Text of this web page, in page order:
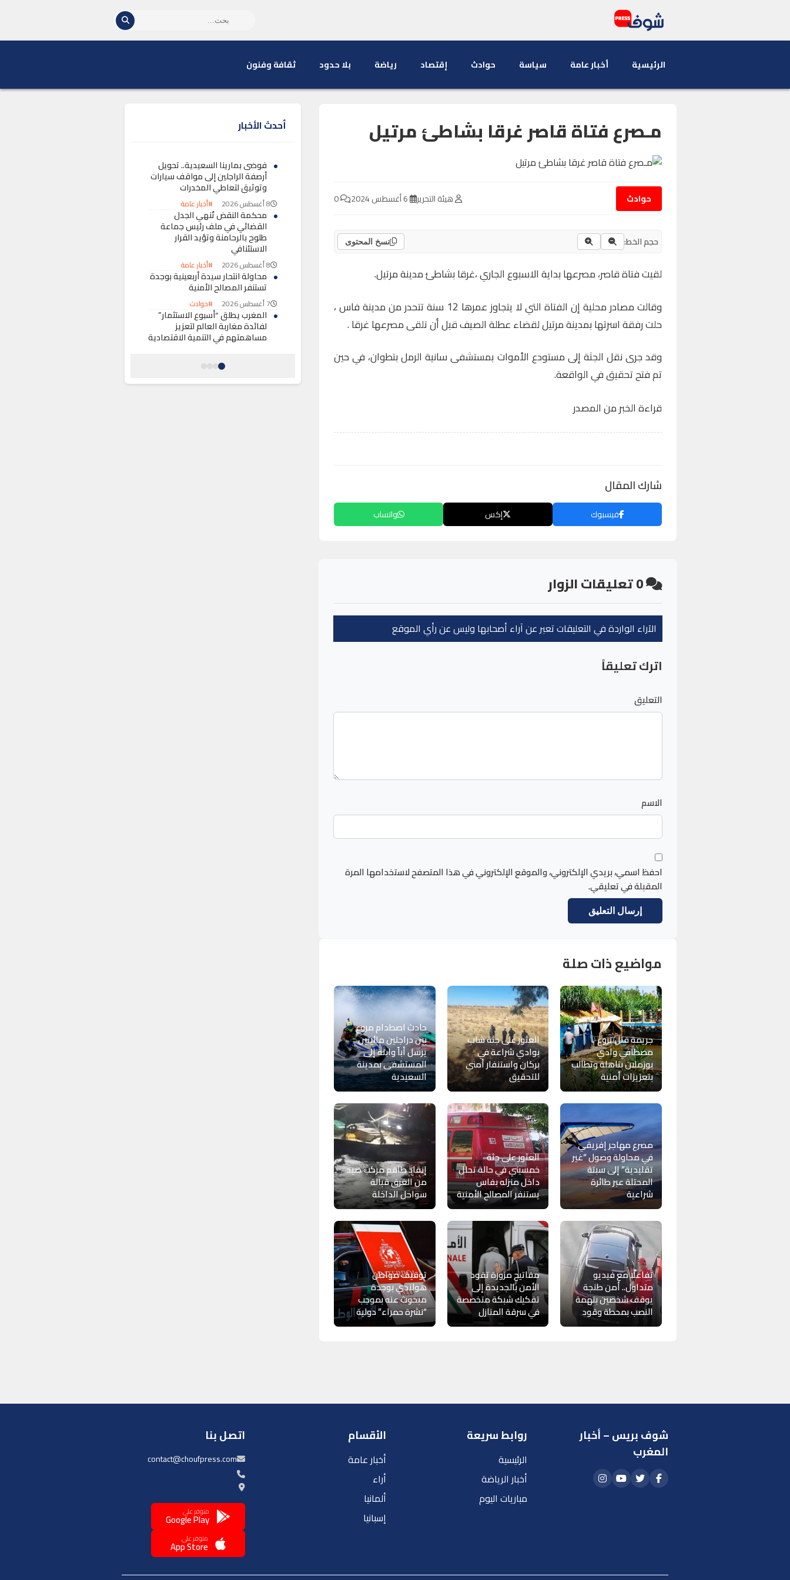
الرئيسية أخبار عامة سياسة حوادث إقتصاد رياضة بلا حدود ثقافة وفنون
مـصرع فتاة قاصر غرقا بشاطئ مرتيل
حوادث هيئة التحرير
حجم الخط: نسخ المحتوى
لقيت فتاة قاصر، مصرعها بداية الاسبوع الجاري ،غرقا بشاطئ مدينة مرتيل.
وقالت مصادر محلية إن الفتاة التي لا يتجاوز عمرها 12 سنة تتحدر من مدينة فاس ،
حلت رفقة اسرتها بمدينة مرتيل لقضاء عطلة الصيف قبل أن تلقى مصرعها غرقا .
وقد جرى نقل الجثة إلى مستودع الأموات بمستشفى سانية الرمل بتطوان، في حين
تم فتح تحقيق في الواقعة.
قراءة الخبر من المصدر
شارك المقال
فيسبوك إكس واتساب
0تعليقات الزوار
الآراء الواردة في التعليقات تعبر عن آراء أصحابها وليس عن رأي الموقع
اترك تعليقاً
التعليق
الاسم
احفظ اسمي، بريدي الإلكتروني، والموقع الإلكتروني في هذا المتصفح لاستخدامها المرة
المقبلة في تعليقي.
مواضيع ذات صلة
جريمة قتل تروع
مصطافي وادي
بوزملان بتاهلة وتطالب
بتعزيزات أمنية
العثور على جثة شاب
بوادي شراعة في
بركان واستنفار أمني
للتحقيق
حادث اصطدام مروع
بين دراجتين مائيتين
يرسل أباً وابنه إلى
المستشفى بمدينة
السعيدية
مصرع مهاجر إفريقي
في محاولة وصول “غير
تقليدية” إلى سبتة
المحتلة عبر طائرة
شراعية
العثور على جثة
خمسيني في حالة تحلل
داخل منزله بفاس
يستنفر المصالح الأمنية
إنقاذ طاقم مركب صيد
من الغرق قبالة
سواحل الداخلة
تفاعلًا مع فيديو
متداول.. أمن طنجة
يوقف شخصين بتهمة
النصب بمحطة وقود
مفاتيح مزورة تقود
الأمن بالجديدة إلى
تفكيك شبكة متخصصة
في سرقة المنازل
توقيف مواطن
هولندي بوجدة
مبحوث عنه بموجب
“نشرة حمراء” دولية
أحدث الأخبار
فوضى بمارينا السعيدية.. تحويل
أرصفة الراجلين إلى مواقف سيارات
وتوثيق لتعاطي المخدرات
8 أغسطس 2026 #أخبار عامة
محكمة النقض تُنهي الجدل
القضائي في ملف رئيس جماعة
طلوح بالرحامنة وتؤيد القرار
الاستئنافي
8 أغسطس 2026 #أخبار عامة
محاولة انتحار سيدة أربعينية بوجدة
تستنفر المصالح الأمنية
7 أغسطس 2026 #حوادث
المغرب يطلق “أسبوع الاستثمار”
لفائدة مغاربة العالم لتعزيز
مساهمتهم في التنمية الاقتصادية
حكومة سانشيز تقرر تأجيل زيارة
المحتلة
شوف بريس – أخبار
المغرب
روابط سريعة
الرئيسية
أخبار الرياضة
مباريات اليوم
الأقسام
أخبار عامة
أراء
ألمانيا
إسبانيا
اتصل بنا
contact@choufpress.com
متوفر على
Google Play
متوفر على
App Store